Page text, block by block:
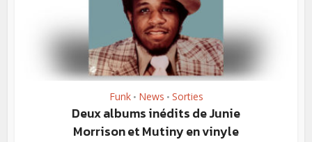
Funk • News • Sorties
Deux albums inédits de Junie
Morrison et Mutiny en vinyle